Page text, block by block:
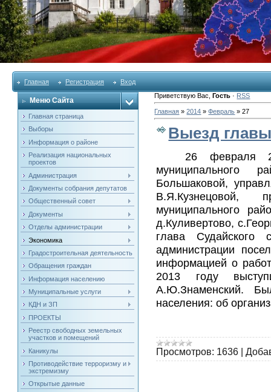
Главная Регистрация Вход
Меню Сайта
Главная страница
Выборы
Информация о районе
Реализация национальных
проектов
Администрация
Документы собрания депутатов
Общественный совет
Документы
Отделы администрации
Экономика
Градостроительная деятельность
Обращения граждан
Информация населению
Муниципальные услуги
КДН и ЗП
ПРОЕКТЫ
Реестр свободных земельных
участков и помещений
Каникулы
Противодействие терроризму и
экстремизму
Открытые данные
Приветствую Вас ,Гость · RSS
Главная »2014 » Февраль » 27
Выезд
26 февраля
муниципального
Большаковой,
В.Я.Кузнецовой,
муниципального
д.Куливертово,
глава Судайского
администрации
информацией о
2013 году
А.Ю.Знаменский.
населения: об
Просмотров: 1636 |